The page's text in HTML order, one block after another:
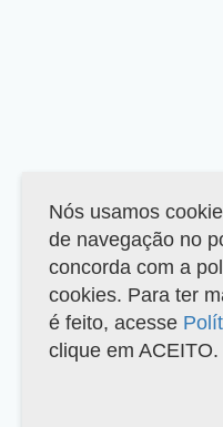
Nós usamos
de navegação no
concorda com a
cookies. Para ter
é feito, acesse
clique em ACEITO.